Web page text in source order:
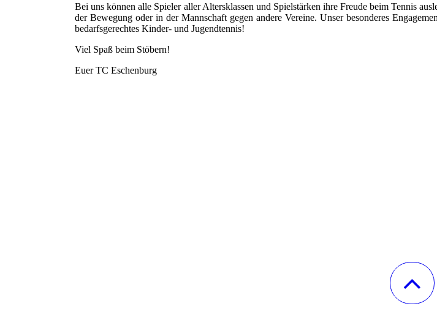
Bei uns können alle Spieler aller Altersklassen und Spielstärken ihre Freude beim Tennis
der Bewegung oder in der Mannschaft gegen andere Vereine. Unser besonderes
bedarfsgerechtes Kinder- und Jugendtennis!
Viel Spaß beim Stöbern!
Euer TC Eschenburg